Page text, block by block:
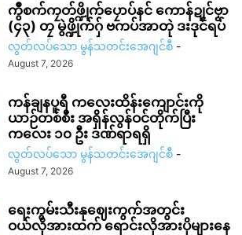
ကွဳစက်ကၠတ်ဖ္ဍိုက်ပၠောပ်နင် ကောန်ဍုင်ဗၟာ
(၄၃) တၠ မွဲဖ္ဍိုက်ဂှ် ဗကပ်အာတုဲ ဒးဒုင်ရပ်
လွတ်လပ်သော မွန်သတင်းအေဂျင်စီ -
August 7, 2026
ကန်ချနပူရီ ကလေးထိန်းကျောင်းကို
ယာဉ်တစ်စီး အရှိန်လွန်ဝင်တိုက်ပြီး
ကလေး ၁၀ ဦး ဒဏ်ရာရရှိ
လွတ်လပ်သော မွန်သတင်းအေဂျင်စီ -
August 7, 2026
ရေးကွမ်းသီးနုဈေးကွက်အတွင်း
ဝယ်လိုအားထက် ရောင်းလိုအားပိုများနေ